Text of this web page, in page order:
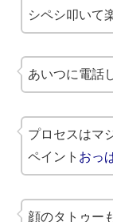
シペシ叩いて
あいつに電話
プロセスはマ
ペイント おっ
顔のタトゥー